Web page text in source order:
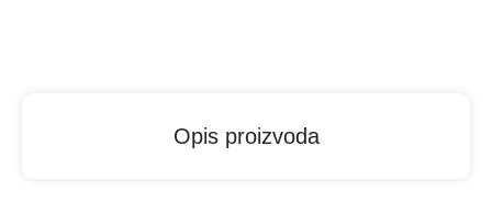
Opis proizvoda